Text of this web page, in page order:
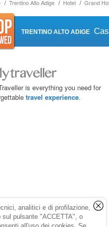
Trentino Alto Adige Hotel Grand
TRENTINO ALTO ADIGE
is everything you need for
travel experience.
analitici e di profilazione,
pulsante "ACCETTA", o